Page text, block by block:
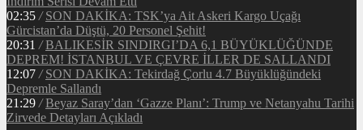
02:35 / SON DAKİKA: TSK’ya Ait Askeri Kargo Uçağı
Gürcistan’da Düştü, 20 Personel Şehit!
20:31 / BALIKESİR SINDIRGI’DA 6,1 BÜYÜKLÜĞÜNDE
DEPREM! İSTANBUL VE ÇEVRE İLLER DE SALLANDI
12:07 / SON DAKİKA: Tekirdağ Çorlu 4.7 Büyüklüğündeki
Depremle Sallandı
21:29 / Beyaz Saray’dan ‘Gazze Planı’: Trump ve Netanyahu Tarihi
Zirvede Detayları Açıkladı